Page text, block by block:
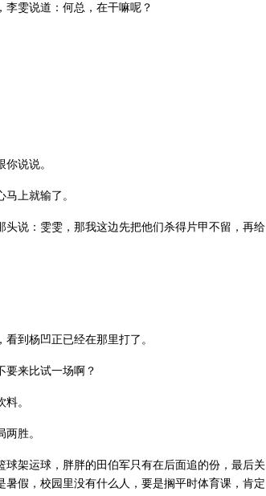
雯说道：何总，在干嘛呢？
说说。
上就输了。
说：雯雯，那我这边先把他们杀得片甲不留，再给
到杨凹正已经在那里打了。
要来比试一场啊？
。
胜。
架运球，胖胖的田伯军只有在后面追的份，最后关
假，校园里没有什么人，要是搁平时体育课，肯定